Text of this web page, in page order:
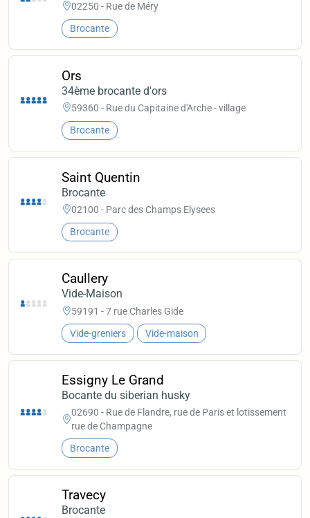
02250 - Rue de Méry
Brocante
Ors
34ème brocante d'ors
59360 - Rue du Capitaine d'Arche - village
Brocante
Saint Quentin
Brocante
02100 - Parc des Champs Elysees
Brocante
Caullery
Vide-Maison
59191 - 7 rue Charles Gide
Vide-greniers Vide-maison
Essigny Le Grand
Bocante du siberian husky
02690 - Rue de Flandre, rue de Paris et lotissement
rue de Champagne
Brocante
Travecy
Brocante